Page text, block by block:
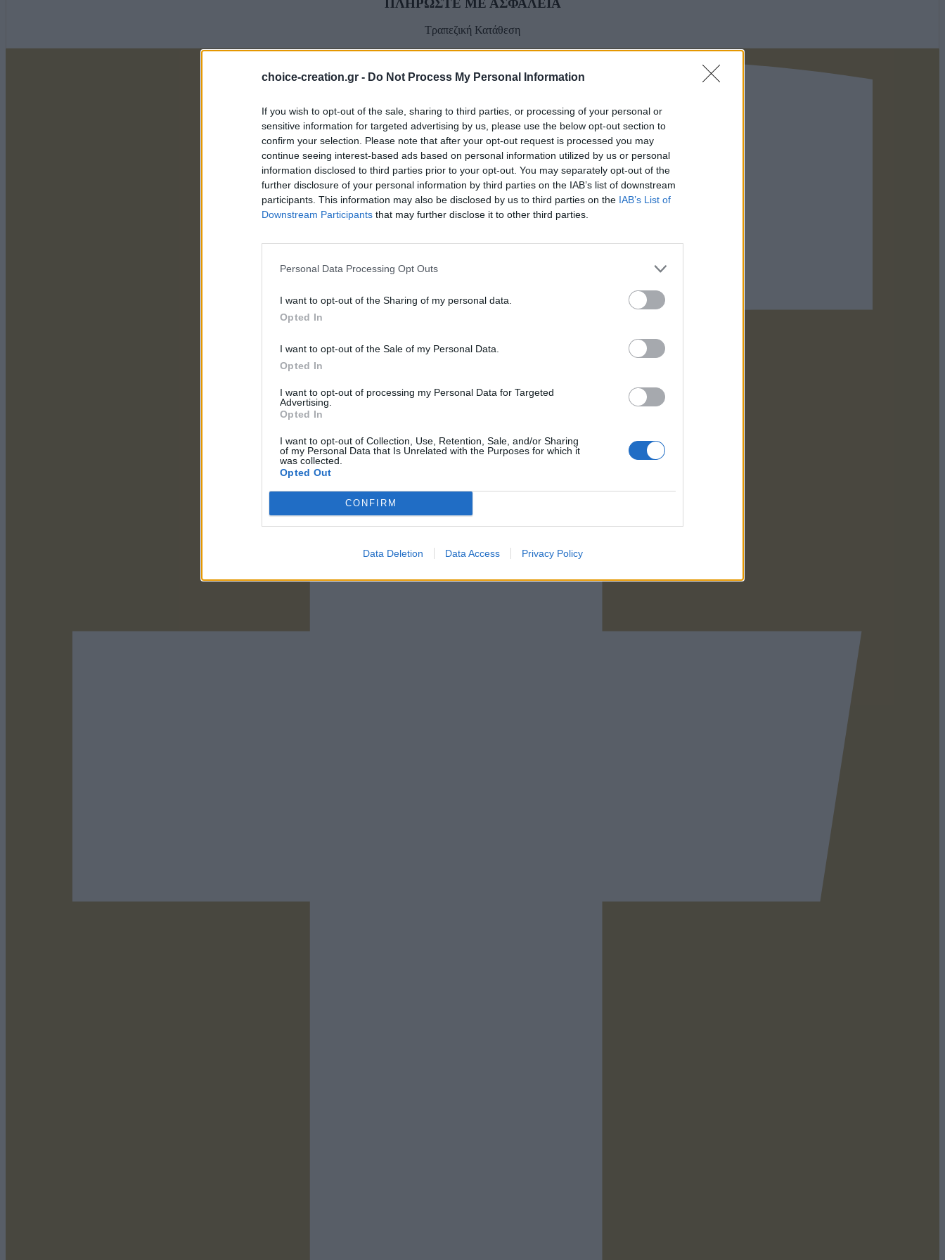
choice-creation.gr - Do Not Process My Personal Information
If you wish to opt-out of the sale, sharing to third parties, or processing of your personal or
sensitive information for targeted advertising by us, please use the below opt-out section to
confirm your selection. Please note that after your opt-out request is processed you may
continue seeing interest-based ads based on personal information utilized by us or personal
information disclosed to third parties prior to your opt-out. You may separately opt-out of the
further disclosure of your personal information by third parties on the IAB’s list of downstream
participants. This information may also be disclosed by us to third parties on the IAB’s List of
Downstream Participants that may further disclose it to other third parties.
Personal Data Processing Opt Outs
I want to opt-out of the Sharing of my personal data.
Opted In
I want to opt-out of the Sale of my Personal Data.
Opted In
I want to opt-out of processing my Personal Data for Targeted
Advertising.
Opted In
I want to opt-out of Collection, Use, Retention, Sale, and/or Sharing
of my Personal Data that Is Unrelated with the Purposes for which it
was collected.
Opted Out
CONFIRM
Data Deletion Data Access Privacy Policy
Τραπεζική Κατάθεση
Facebook-f